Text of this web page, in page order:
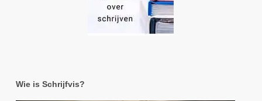
Wie is Schrijfvis?